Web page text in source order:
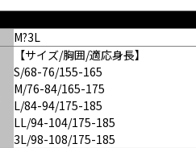
M?3L
【サイズ/胸囲/適応身長】
S/68-76/155-165
M/76-84/165-175
L/84-94/175-185
LL/94-104/175-185
3L/98-108/175-185